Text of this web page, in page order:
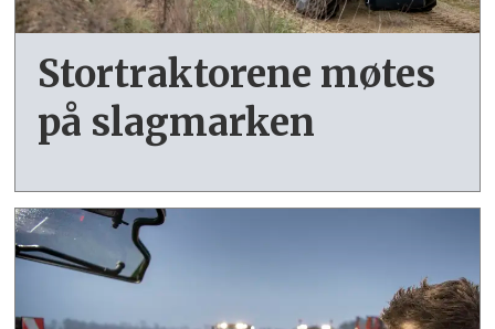
Stortraktorene møtes
på slagmarken